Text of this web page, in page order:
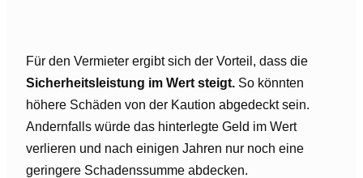
Für den Vermieter ergibt sich der Vorteil, dass die
Sicherheitsleistung im Wert steigt. So könnten
höhere Schäden von der Kaution abgedeckt sein.
Andernfalls würde das hinterlegte Geld im Wert
verlieren und nach einigen Jahren nur noch eine
geringere Schadenssumme abdecken.